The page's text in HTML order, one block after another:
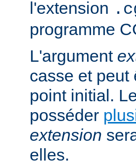
l'extension
programme
L'argument
casse et peut
point initial.
posséder
extension
elles.